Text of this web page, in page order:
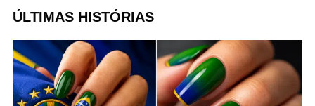
ÚLTIMAS HISTÓRIAS